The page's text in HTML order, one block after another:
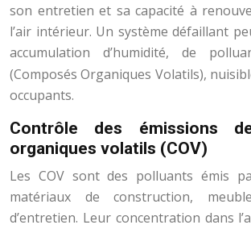
son entretien et sa capacité à
l’air intérieur. Un système défaillant
accumulation d’humidité, de
(Composés Organiques Volatils),
occupants.
Contrôle des émissions
organiques volatils (COV)
Les COV sont des polluants émis
matériaux de construction,
d’entretien. Leur concentration dans